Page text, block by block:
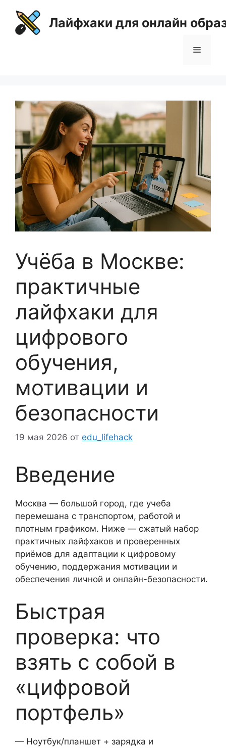
содержимому
Лайфхаки для онлайн
Меню
Учёба в Москве:
практичные
лайфхаки для
цифрового
обучения,
мотивации и
безопасности
19 мая 2026 от edu_lifehack
Введение
Москва — большой город, где учеба
перемешана с транспортом, работой и
плотным графиком. Ниже — сжатый набор
практичных лайфхаков и проверенных
приёмов для адаптации к цифровому
обучению, поддержания мотивации и
обеспечения личной и онлайн-безопасности.
Быстрая
проверка: что
взять с собой в
«цифровой
портфель»
— Ноутбук/планшет + зарядка и